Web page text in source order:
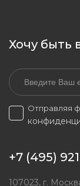
Хочу быть
Отправляя
+7 (495)
107023, г.